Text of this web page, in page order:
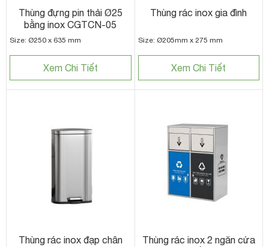
Thùng đựng pin thải Ø25
bằng inox CGTCN-05
Size: Ø250 x 635 mm
Xem Chi Tiết
Thùng rác inox gia đình
Size: Ø205mm x 275 mm
Xem Chi Tiết
Thùng rác inox đạp chân
Thùng rác inox 2 ngăn cửa